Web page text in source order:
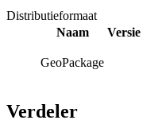
Distributieformaat
Naam
Versie
GeoPackage
Verdeler